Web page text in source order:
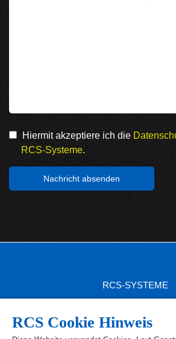
RCS Cookie Hinweis
Hiermit akzeptiere ich die
RCS-Systeme.
RCS-SYSTEME